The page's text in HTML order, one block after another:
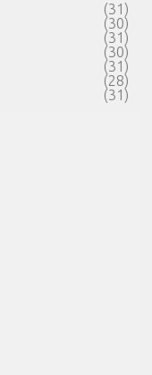
(31)
(30)
(31)
(30)
(31)
(28)
(31)